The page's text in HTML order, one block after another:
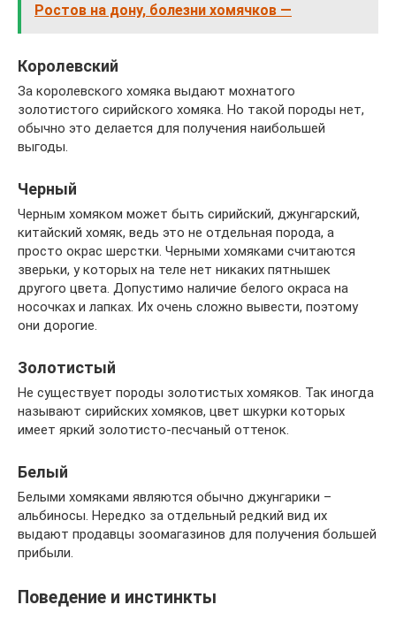
Ростов на дону, болезни хомячков —
Королевский
За королевского хомяка выдают мохнатого
золотистого сирийского хомяка. Но такой породы нет,
обычно это делается для получения наибольшей
выгоды.
Черный
Черным хомяком может быть сирийский, джунгарский,
китайский хомяк, ведь это не отдельная порода, а
просто окрас шерстки. Черными хомяками считаются
зверьки, у которых на теле нет никаких пятнышек
другого цвета. Допустимо наличие белого окраса на
носочках и лапках. Их очень сложно вывести, поэтому
они дорогие.
Золотистый
Не существует породы золотистых хомяков. Так иногда
называют сирийских хомяков, цвет шкурки которых
имеет яркий золотисто-песчаный оттенок.
Белый
Белыми хомяками являются обычно джунгарики –
альбиносы. Нередко за отдельный редкий вид их
выдают продавцы зоомагазинов для получения большей
прибыли.
Поведение и инстинкты